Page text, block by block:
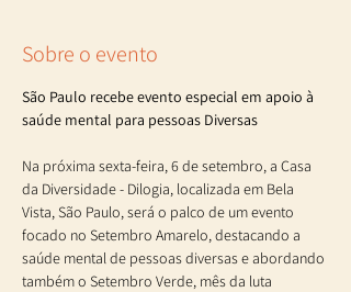
Sobre o evento
São Paulo recebe evento especial em apoio à
saúde mental para pessoas Diversas
Na próxima sexta-feira, 6 de setembro, a Casa
da Diversidade - Dilogia, localizada em Bela
Vista, São Paulo, será o palco de um evento
focado no Setembro Amarelo, destacando a
saúde mental de pessoas diversas e abordando
também o Setembro Verde, mês da luta